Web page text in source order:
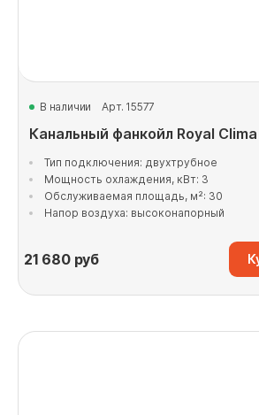
В наличии Арт. 15577
Канальный фанкойл Royal
Тип подключения: двухтрубное
Мощность охлаждения, кВт: 3
Обслуживаемая площадь, м²: 30
Напор воздуха: высоконапорный
21 680руб